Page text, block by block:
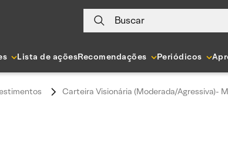
Buscar
Lista de açõesRecomendações Periódicos
Carteira Visionária (Moderada/Agressiva)-